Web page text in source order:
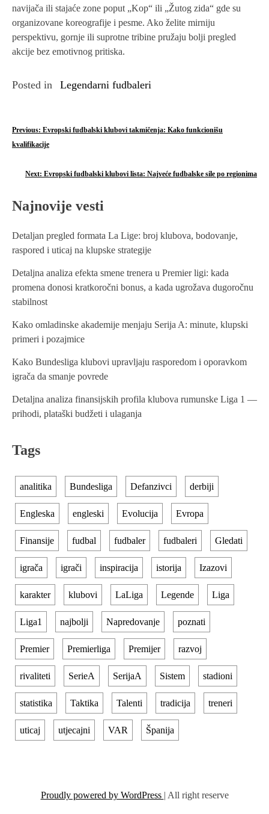
navijača ili stajaće zone poput „Kop“ ili „Žutog zida“ gde su
organizovane koreografije i pesme. Ako želite mirniju
perspektivu, gornje ili suprotne tribine pružaju bolji pregled
akcije bez emotivnog pritiska.
Posted in Legendarni fudbaleri
P
t
a
i
g
a
t
i
o
n
Previous: Evropski fudbalski klubovi takmičenja: Kako funkcionišu
kvalifikacije
Next: Evropski fudbalski klubovi lista: Najveće fudbalske sile po regionima
Najnovije vesti
Detaljan pregled formata La Lige: broj klubova, bodovanje,
raspored i uticaj na klupske strategije
Detaljna analiza efekta smene trenera u Premier ligi: kada
promena donosi kratkoročni bonus, a kada ugrožava dugoročnu
stabilnost
Kako omladinske akademije menjaju Serija A: minute, klupski
primeri i pozajmice
Kako Bundesliga klubovi upravljaju rasporedom i oporavkom
igrača da smanje povrede
Detaljna analiza finansijskih profila klubova rumunske Liga 1 —
prihodi, plataški budžeti i ulaganja
Tags
analitika Bundesliga Defanzivci derbiji
Engleska engleski Evolucija Evropa
Finansije fudbal fudbaler fudbaleri Gledati
igrača igrači inspiracija istorija Izazovi
karakter klubovi LaLiga Legende Liga
Liga1 najbolji Napredovanje poznati
Premier Premierliga Premijer razvoj
rivaliteti SerieA SerijaA Sistem stadioni
statistika Taktika Talenti tradicija treneri
uticaj utjecajni VAR Španija
Proudly powered by WordPress | All right reserve